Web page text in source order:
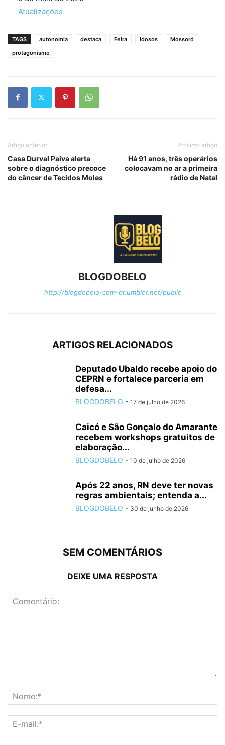
Em relação a
Atualizações
TAGS autonomia destaca Feira Idosos
Mossoró
protagonismo
Artigo anterior
Casa Durval Paiva alerta
sobre o diagnóstico precoce
do câncer de Tecidos Moles
Próximo artigo
Há 91 anos, três operários
colocavam no ar a primeira
rádio de Natal
BLOGDOBELO
http://blogdobelo-com-br.umbler.net/public
ARTIGOS RELACIONADOS
Deputado Ubaldo recebe apoio do
CEPRN e fortalece parceria em
defesa...
BLOGDOBELO - 17 de julho de 2026
Caicó e São Gonçalo do Amarante
recebem workshops gratuitos de
elaboração...
BLOGDOBELO - 10 de julho de 2026
Após 22 anos, RN deve ter novas
regras ambientais; entenda a...
BLOGDOBELO - 30 de junho de 2026
SEM COMENTÁRIOS
DEIXE UMA RESPOSTA